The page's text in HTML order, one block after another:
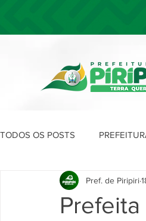
TODOS OS POSTS
SEADPref. de Piripiri